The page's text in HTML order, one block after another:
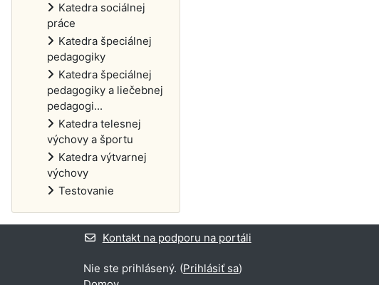
Katedra sociálnej
práce
Katedra špeciálnej
pedagogiky
Katedra špeciálnej
pedagogiky a liečebnej
pedagogi...
Katedra telesnej
výchovy a športu
Katedra výtvarnej
výchovy
Testovanie
Kontakt na podporu na portáli
Nie ste prihlásený. (Prihlásiť sa)